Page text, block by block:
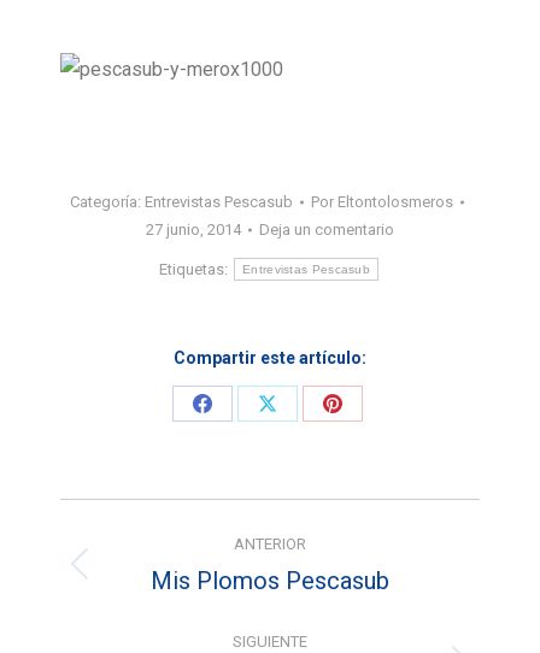
Categoría: Entrevistas Pescasub Por Eltontolosmeros
27 junio, 2014
Deja un comentario
Etiquetas: Entrevistas Pescasub
Compartir este artículo:
Share
Share
Share
entre
ANTERIOR
Entrada
Mis Plomos Pescasub
SIGUIENTE